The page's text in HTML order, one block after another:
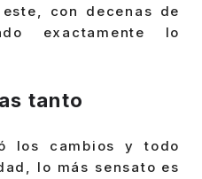
con decenas de
exactamente lo
tanto
los cambios y todo
lo más sensato es